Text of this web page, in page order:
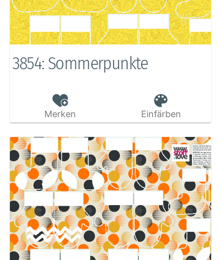
3854: Sommerpunkte
Merken Einfärben